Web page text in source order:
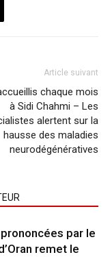
Article suivant
chaque mois
à Sidi Chahmi – Les
alertent sur la
hausse des maladies
neurodégénératives
par le
remet le